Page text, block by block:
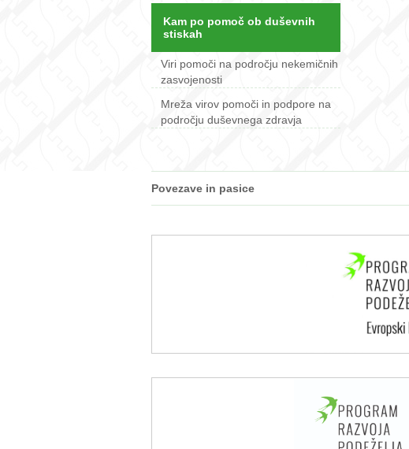
Kam po pomoč ob duševnih
stiskah
Viri pomoči na področju nekemičnih
zasvojenosti
Mreža virov pomoči in podpore na
področju duševnega zdravja
Povezave in pasice